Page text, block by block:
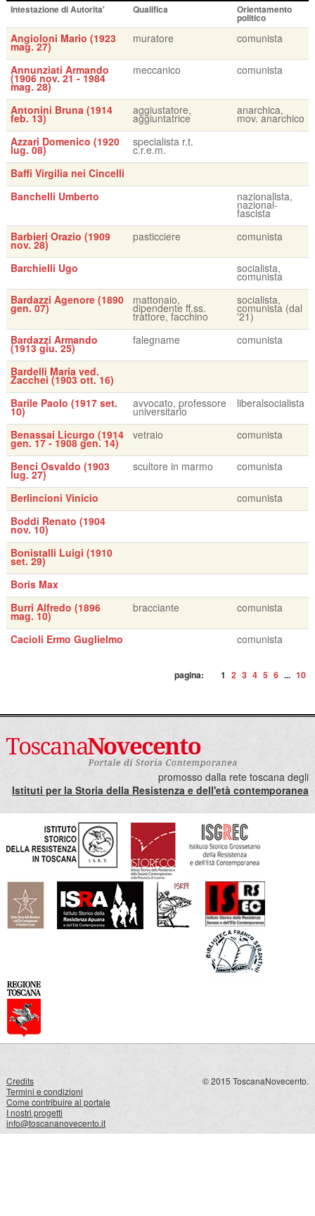
Intestazione di Autorita' Qualifica Orientamento
politico
Angioloni Mario (1923
mag. 27)
muratore comunista
Annunziati Armando
(1906 nov. 21 - 1984
mag. 28)
meccanico comunista
Antonini Bruna (1914
feb. 13)
aggiustatore,
aggiuntatrice
anarchica,
mov. anarchico
Azzari Domenico (1920
lug. 08)
specialista r.t.
c.r.e.m.
Baffi Virgilia nei Cincelli
Banchelli Umberto
nazionalista,
nazional-
fascista
Barbieri Orazio (1909
nov. 28)
pasticciere comunista
Barchielli Ugo socialista,
comunista
Bardazzi Agenore (1890
gen. 07)
mattonaio,
dipendente ff.ss.
trattore, facchino
socialista,
comunista (dal
'21)
Bardazzi Armando
(1913 giu. 25)
falegname comunista
Bardelli Maria ved.
Zacchei (1903 ott. 16)
Barile Paolo (1917 set.
10)
avvocato, professore
universitario
liberalsocialista
Benassai Licurgo (1914
gen. 17 - 1908 gen. 14)
vetraio comunista
Benci Osvaldo (1903
lug. 27)
scultore in marmo comunista
Berlincioni Vinicio
comunista
Boddi Renato (1904
nov. 10)
Bonistalli Luigi (1910
set. 29)
Boris Max
Burri Alfredo (1896
mag. 10)
bracciante comunista
Cacioli Ermo Guglielmo comunista
pagina: 1 2 3 4 5 6 ... 10
promosso dalla rete toscana degli
Istituti per la Storia della Resistenza e dell'età contemporanea
Credits
Termini e condizioni
Come contribuire al portale
I nostri progetti
info@toscananovecento.it
© 2015 ToscanaNovecento.